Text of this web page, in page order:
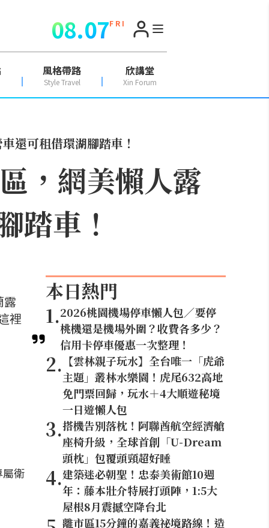
08.07F R I
風格帶路
Style Travel
欣講堂
Xin Forum
還可租借環湖腳踏車！
，網美懶人露
踏車！
露
裡
衛
本日熱門
1.2026桃園機場停車懶人包／要停
桃機還是機場外圍？收費各多少？
信用卡停車優惠一次整理！
2. 【雲林親子玩水】全台唯一「虎爺
主題」叢林水樂園！虎尾632高地
免門票回歸，玩水＋4大順遊秘境
一日遊懶人包
3.搭機告別落枕！阿聯酋航空經濟艙
座椅升級，全球首創「U-Dream
頭枕」包覆頭頸超好睡
4.建築迷必朝聖！忠泰美術館10週
年：藤本壯介特展打頭陣，1:5大
屋根8月震撼空降台北
離市區15分鐘的嘉義祕境路線！造